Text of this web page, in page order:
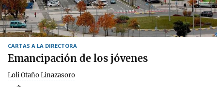
CARTAS A LA DIRECTORA
Emancipación de los jóvenes
Loli Otaño Linazasoro